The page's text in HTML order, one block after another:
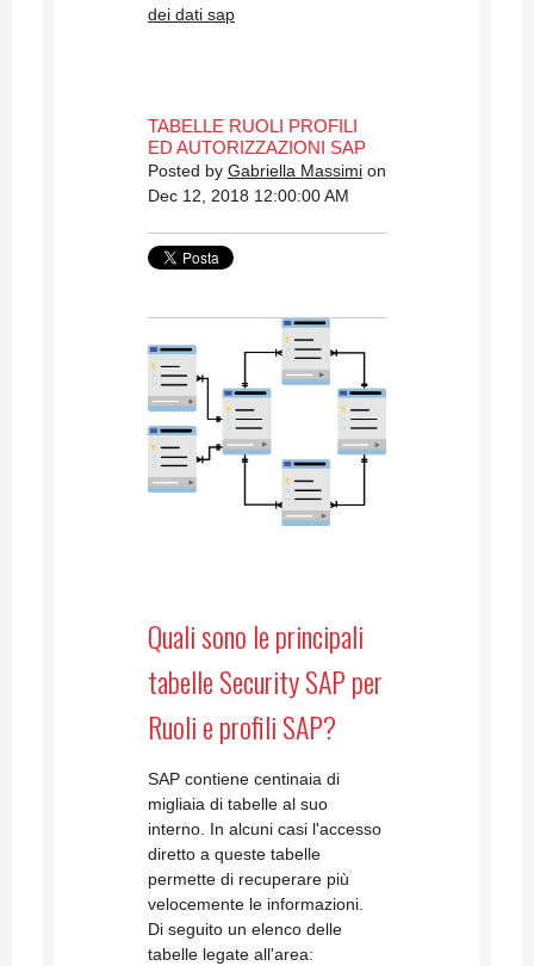
dei dati sap
TABELLE RUOLI PROFILI
ED AUTORIZZAZIONI SAP
Posted by Gabriella Massimi on
Dec 12, 2018 12:00:00 AM
Quali sono le principali
tabelle Security SAP per
Ruoli e profili SAP?
SAP contiene centinaia di
migliaia di tabelle al suo
interno. In alcuni casi l'accesso
diretto a queste tabelle
permette di recuperare più
velocemente le informazioni.
Di seguito un elenco delle
tabelle legate all'area: